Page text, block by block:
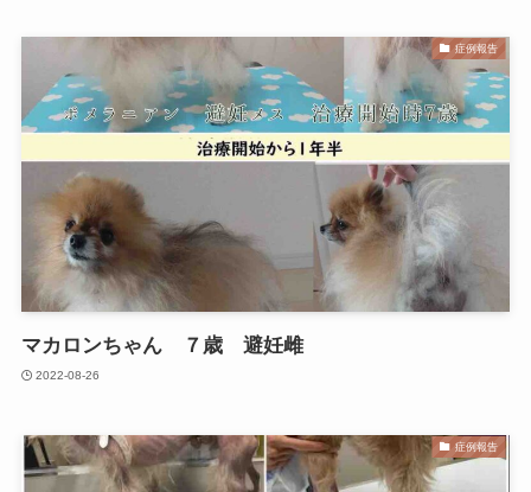
症例報告
マカロンちゃん ７歳 避妊雌
2022-08-26
症例報告